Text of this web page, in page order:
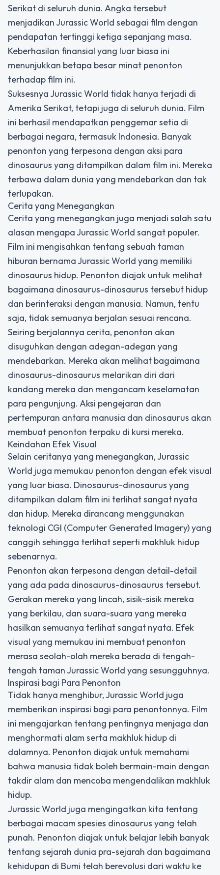
Serikat di seluruh dunia. Angka tersebut
menjadikan Jurassic World sebagai film dengan
pendapatan tertinggi ketiga sepanjang masa.
Keberhasilan finansial yang luar biasa ini
menunjukkan betapa besar minat penonton
terhadap film ini.
Suksesnya Jurassic World tidak hanya terjadi di
Amerika Serikat, tetapi juga di seluruh dunia. Film
ini berhasil mendapatkan penggemar setia di
berbagai negara, termasuk Indonesia. Banyak
penonton yang terpesona dengan aksi para
dinosaurus yang ditampilkan dalam film ini. Mereka
terbawa dalam dunia yang mendebarkan dan tak
terlupakan.
Cerita yang Menegangkan
Cerita yang menegangkan juga menjadi salah satu
alasan mengapa Jurassic World sangat populer.
Film ini mengisahkan tentang sebuah taman
hiburan bernama Jurassic World yang memiliki
dinosaurus hidup. Penonton diajak untuk melihat
bagaimana dinosaurus-dinosaurus tersebut hidup
dan berinteraksi dengan manusia. Namun, tentu
saja, tidak semuanya berjalan sesuai rencana.
Seiring berjalannya cerita, penonton akan
disuguhkan dengan adegan-adegan yang
mendebarkan. Mereka akan melihat bagaimana
dinosaurus-dinosaurus melarikan diri dari
kandang mereka dan mengancam keselamatan
para pengunjung. Aksi pengejaran dan
pertempuran antara manusia dan dinosaurus akan
membuat penonton terpaku di kursi mereka.
Keindahan Efek Visual
Selain ceritanya yang menegangkan, Jurassic
World juga memukau penonton dengan efek visual
yang luar biasa. Dinosaurus-dinosaurus yang
ditampilkan dalam film ini terlihat sangat nyata
dan hidup. Mereka dirancang menggunakan
teknologi CGI (Computer Generated Imagery) yang
canggih sehingga terlihat seperti makhluk hidup
sebenarnya.
Penonton akan terpesona dengan detail-detail
yang ada pada dinosaurus-dinosaurus tersebut.
Gerakan mereka yang lincah, sisik-sisik mereka
yang berkilau, dan suara-suara yang mereka
hasilkan semuanya terlihat sangat nyata. Efek
visual yang memukau ini membuat penonton
merasa seolah-olah mereka berada di tengah-
tengah taman Jurassic World yang sesungguhnya.
Inspirasi bagi Para Penonton
Tidak hanya menghibur, Jurassic World juga
memberikan inspirasi bagi para penontonnya. Film
ini mengajarkan tentang pentingnya menjaga dan
menghormati alam serta makhluk hidup di
dalamnya. Penonton diajak untuk memahami
bahwa manusia tidak boleh bermain-main dengan
takdir alam dan mencoba mengendalikan makhluk
hidup.
Jurassic World juga mengingatkan kita tentang
berbagai macam spesies dinosaurus yang telah
punah. Penonton diajak untuk belajar lebih banyak
tentang sejarah dunia pra-sejarah dan bagaimana
kehidupan di Bumi telah berevolusi dari waktu ke